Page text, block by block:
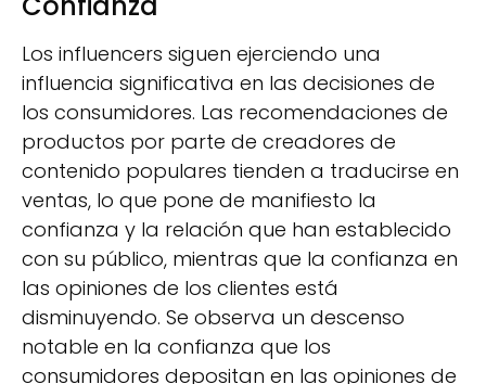
Los influencers siguen ejerciendo una
influencia significativa en las decisiones de
los consumidores. Las recomendaciones de
productos por parte de creadores de
contenido populares tienden a traducirse en
ventas, lo que pone de manifiesto la
confianza y la relación que han establecido
con su público, mientras que la confianza en
las opiniones de los clientes está
disminuyendo. Se observa un descenso
notable en la confianza que los
consumidores depositan en las opiniones de